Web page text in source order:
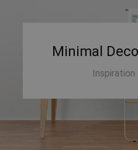
Minimal
Inspiration